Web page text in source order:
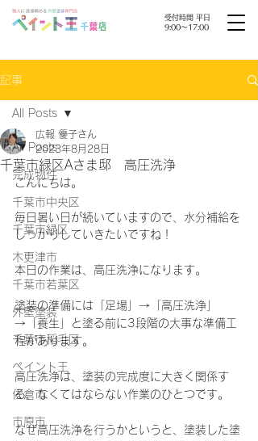
受付時間 平日
9:00〜17:00
記事
All Posts
完成物件
千葉市中央区
千葉市緑区
木更津市
千葉市若葉区
外壁塗装
千葉市稲毛区
ペイント王
佐倉市
市原市
All Posts
千葉市緑区Aさま邸 高圧洗浄
広報 優子さん
2023年8月28日
こんにちは。
毎日暑い日が続いていますので、水分補給を
しっかりしていきたいですね！
本日の作業は、高圧洗浄になります。
塗装の準備には「足場」→「高圧洗浄」
→「養生」と塗る前に3段階の大事な準備工
程があります。
高圧洗浄は、塗装の完成度に大きく関係す
る、なくてはならない作業のひとつです。
なぜ高圧洗浄を行うかというと、塗装した塗